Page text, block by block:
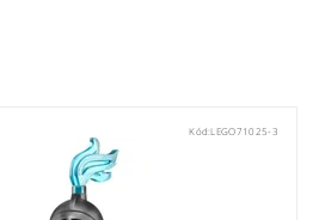
Kód:LEGO71025-3